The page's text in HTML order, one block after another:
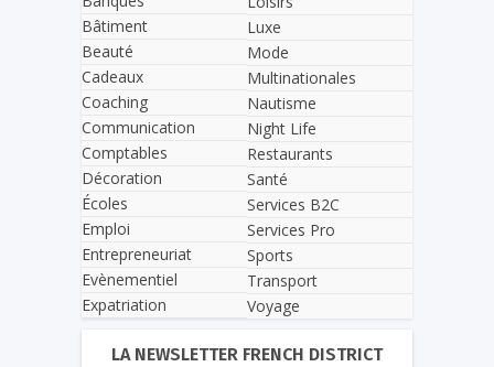
Bâtiment
Beauté
Cadeaux
Coaching
Communication
Comptables
Décoration
Écoles
Emploi
Entrepreneuriat
Evènementiel
Expatriation
Luxe
Mode
Multinationales
Nautisme
Night Life
Restaurants
Santé
Services B2C
Services Pro
Sports
Transport
Voyage
LA NEWSLETTER FRENCH DISTRICT